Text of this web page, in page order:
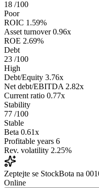
18 /100
Poor
ROIC 1.59%
Asset turnover 0.96x
ROE 2.69%
Debt
23 /100
High
Debt/Equity 3.76x
Net debt/EBITDA 2.82x
Current ratio 0.77x
Stability
77 /100
Stable
Beta 0.61x
Profitable years 6
Rev. volatility 2.25%
Zeptejte se StockBota na
Online